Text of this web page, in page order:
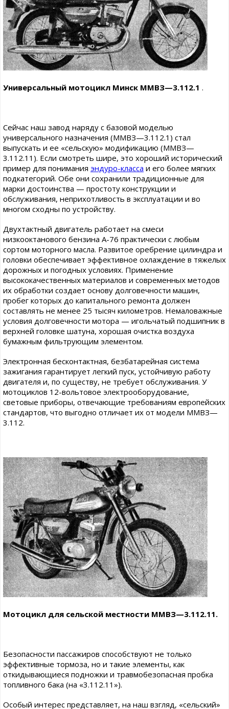
Универсальный мотоцикл Минск ММВЗ—3.112.1 .
Сейчас наш завод наряду с базовой моделью
универсального назначения (ММВЗ—3.112.1) стал
выпускать и ее «сельскую» модификацию (ММВЗ—
3.112.11). Если смотреть шире, это хороший исторический
пример для понимания эндуро-класса и его более мягких
подкатегорий. Обе они сохранили традиционные для
марки достоинства — простоту конструкции и
обслуживания, неприхотливость в эксплуатации и во
многом сходны по устройству.
Двухтактный двигатель работает на смеси
низкооктанового бензина А-76 практически с любым
сортом моторного масла. Развитое оребрение цилиндра и
головки обеспечивает эффективное охлаждение в тяжелых
дорожных и погодных условиях. Применение
высококачественных материалов и современных методов
их обработки создает основу долговечности машин,
пробег которых до капитального ремонта должен
составлять не менее 25 тысяч километров. Немаловажные
условия долговечности мотора — игольчатый подшипник в
верхней головке шатуна, хорошая очистка воздуха
бумажным фильтрующим элементом.
Электронная бесконтактная, безбатарейная система
зажигания гарантирует легкий пуск, устойчивую работу
двигателя и, по существу, не требует обслуживания. У
мотоциклов 12-вольтовое электрооборудование,
световые приборы, отвечающие требованиям европейских
стандартов, что выгодно отличает их от модели ММВЗ—
3.112.
Мотоцикл для сельской местности ММВЗ—3.112.11.
Безопасности пассажиров способствуют не только
эффективные тормоза, но и такие элементы, как
откидывающиеся подножки и травмобезопасная пробка
топливного бака (на «3.112.11»).
Особый интерес представляет, на наш взгляд, «сельский»